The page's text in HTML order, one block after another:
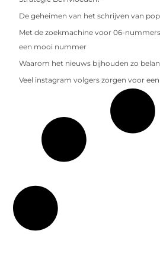
De geheimen van het schrijven van
Met de zoekmachine voor 06-
een mooi nummer
Waarom het nieuws bijhouden zo
Veel instagram volgers zorgen voor